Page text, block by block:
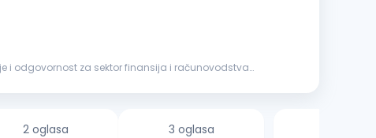
2 oglasa 3 oglasa